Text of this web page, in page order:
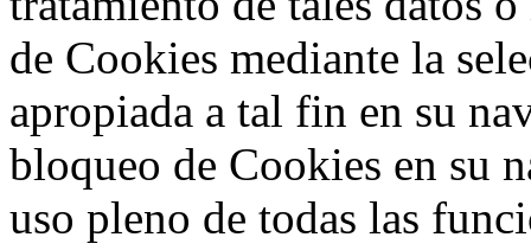
de Cookies mediante la
apropiada a tal fin en su
bloqueo de Cookies en su
uso pleno de todas las